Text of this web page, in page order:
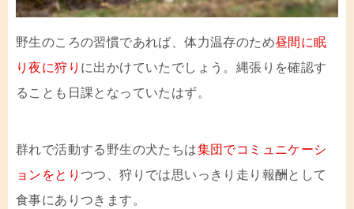
野生のころの習慣であれば、体力温存のため昼間に眠
り夜に狩り に出かけていたでしょう。縄張りを確認す
ることも日課となっていたはず。
群れで活動する野生の犬たちは集団でコミュニケーシ
ョンをとり つつ、狩りでは思いっきり走り報酬として
食事にありつきます。